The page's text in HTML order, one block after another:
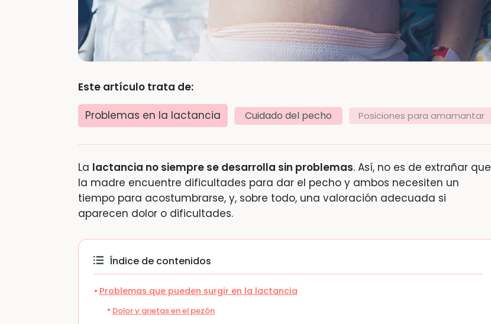
Este artículo trata de:
Problemas en la lactancia
Cuidado del pecho Posiciones para amamantar
La lactancia no siempre se desarrolla sin problemas. Así, no es de extrañar que
la madre encuentre dificultades para dar el pecho y ambos necesiten un
tiempo para acostumbrarse, y, sobre todo, una valoración adecuada si
aparecen dolor o dificultades.
Índice de contenidos
Problemas que pueden surgir en la lactancia
Dolor y grietas en el pezón